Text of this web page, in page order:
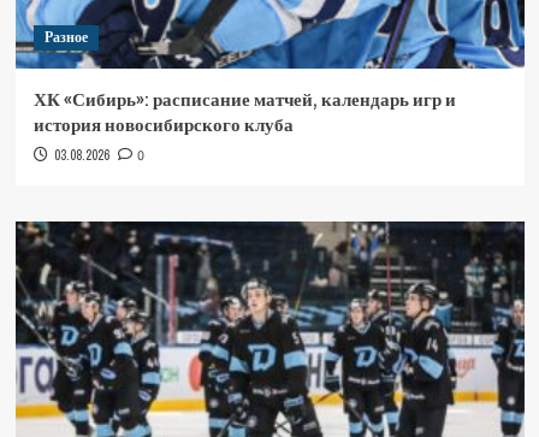
Разное
ХК «Сибирь»: расписание матчей, календарь игр и
история новосибирского клуба
03.08.2026 0